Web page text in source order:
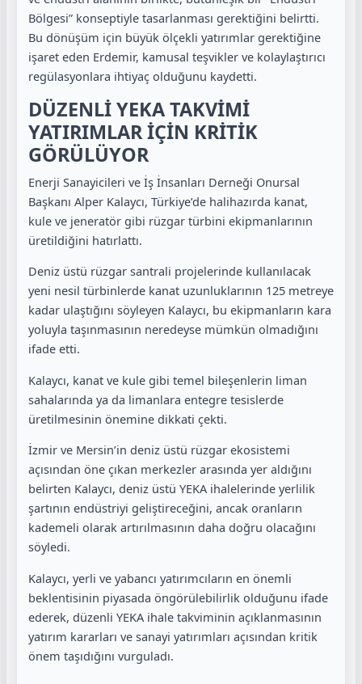
Bölgesi” konseptiyle tasarlanması gerektiğini belirtti.
Bu dönüşüm için büyük ölçekli yatırımlar gerektiğine
işaret eden Erdemir, kamusal teşvikler ve kolaylaştırıcı
regülasyonlara ihtiyaç olduğunu kaydetti.
DÜZENLİ YEKA TAKVİMİ
YATIRIMLAR İÇİN KRİTİK
GÖRÜLÜYOR
Enerji Sanayicileri ve İş İnsanları Derneği Onursal
Başkanı Alper Kalaycı, Türkiye’de halihazırda kanat,
kule ve jeneratör gibi rüzgar türbini ekipmanlarının
üretildiğini hatırlattı.
Deniz üstü rüzgar santrali projelerinde kullanılacak
yeni nesil türbinlerde kanat uzunluklarının 125 metreye
kadar ulaştığını söyleyen Kalaycı, bu ekipmanların kara
yoluyla taşınmasının neredeyse mümkün olmadığını
ifade etti.
Kalaycı, kanat ve kule gibi temel bileşenlerin liman
sahalarında ya da limanlara entegre tesislerde
üretilmesinin önemine dikkati çekti.
İzmir ve Mersin’in deniz üstü rüzgar ekosistemi
açısından öne çıkan merkezler arasında yer aldığını
belirten Kalaycı, deniz üstü YEKA ihalelerinde yerlilik
şartının endüstriyi geliştireceğini, ancak oranların
kademeli olarak artırılmasının daha doğru olacağını
söyledi.
Kalaycı, yerli ve yabancı yatırımcıların en önemli
beklentisinin piyasada öngörülebilirlik olduğunu ifade
ederek, düzenli YEKA ihale takviminin açıklanmasının
yatırım kararları ve sanayi yatırımları açısından kritik
önem taşıdığını vurguladı.